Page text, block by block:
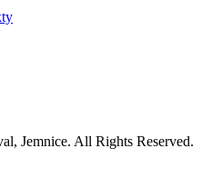
Jemnice. All Rights Reserved.